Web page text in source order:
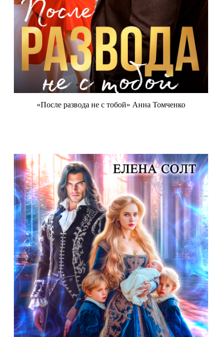
«После развода не с тобой» Анна Томченко